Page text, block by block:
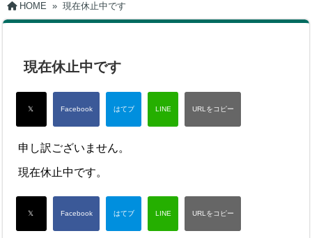
HOME » 現在休止中です
現在休止中です
申し訳ございません。
現在休止中です。